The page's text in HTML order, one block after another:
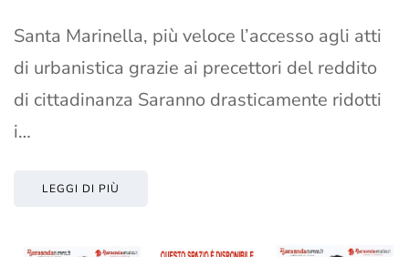
Santa Marinella, più veloce l’accesso agli atti
di urbanistica grazie ai precettori del reddito
di cittadinanza Saranno drasticamente ridotti
i…
LEGGI DI PIÙ